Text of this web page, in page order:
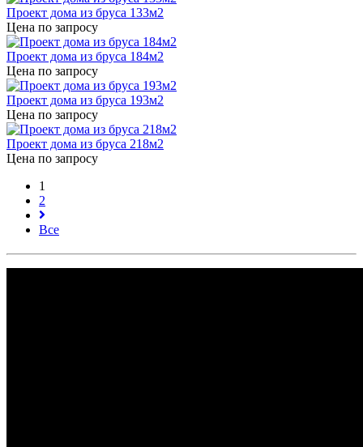
Проект дома из бруса 133м2
Цена по запросу
Проект дома из бруса 184м2
Цена по запросу
Проект дома из бруса 193м2
Цена по запросу
Проект дома из бруса 218м2
Цена по запросу
1
2
Все